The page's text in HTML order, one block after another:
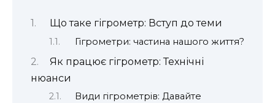
Що таке гігрометр: Вступ до теми
Гігрометри: частина нашого життя?
Як працює гігрометр: Технічні
нюанси
Види гігрометрів: Давайте